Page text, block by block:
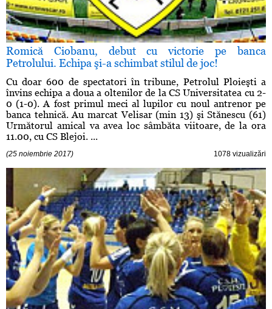
Romică Ciobanu, debut cu victorie pe banca
Petrolului. Echipa şi-a schimbat stilul de joc!
Cu doar 600 de spectatori în tribune, Petrolul Ploieşti a
învins echipa a doua a oltenilor de la CS Universitatea cu 2-
0 (1-0). A fost primul meci al lupilor cu noul antrenor pe
banca tehnică. Au marcat Velisar (min 13) şi Stănescu (61)
Următorul amical va avea loc sâmbăta viitoare, de la ora
11.00, cu CS Blejoi. ...
(25 noiembrie 2017) 1078 vizualizări